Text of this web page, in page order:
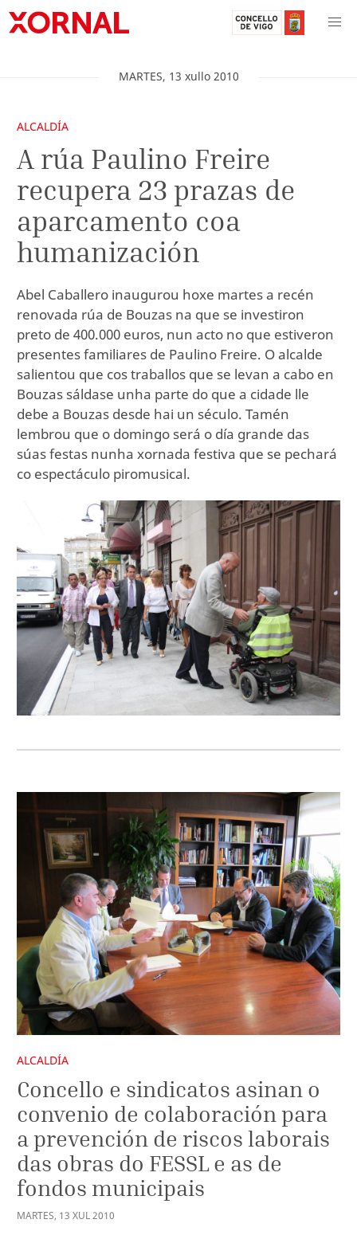
MARTES, 13 xullo 2010
ALCALDÍA
A rúa Paulino Freire
recupera 23 prazas de
aparcamento coa
humanización
Abel Caballero inaugurou hoxe martes a recén
renovada rúa de Bouzas na que se investiron
preto de 400.000 euros, nun acto no que estiveron
presentes familiares de Paulino Freire. O alcalde
salientou que cos traballos que se levan a cabo en
Bouzas sáldase unha parte do que a cidade lle
debe a Bouzas desde hai un século. Tamén
lembrou que o domingo será o día grande das
súas festas nunha xornada festiva que se pechará
co espectáculo piromusical.
ALCALDÍA
Concello e sindicatos asinan o
convenio de colaboración para
a prevención de riscos laborais
das obras do FESSL e as de
fondos municipais
MARTES, 13 XUL2010